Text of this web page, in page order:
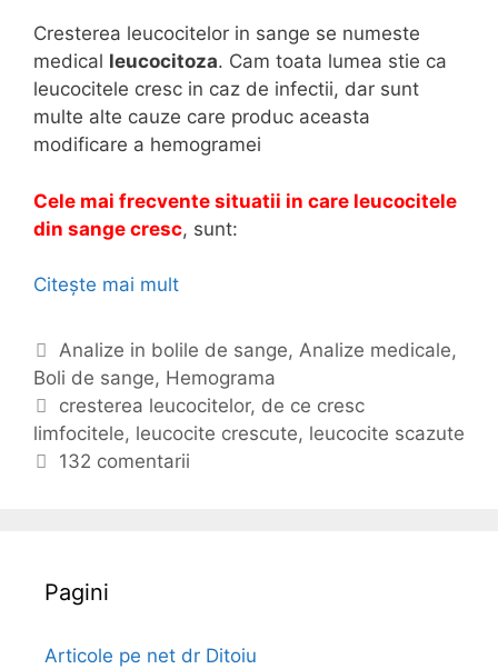
Cresterea leucocitelor in sange se numeste
medical leucocitoza. Cam toata lumea stie ca
leucocitele cresc in caz de infectii, dar sunt
multe alte cauze care produc aceasta
modificare a hemogramei
Cele mai frecvente situatii in care leucocitele
din sange cresc, sunt:
Citește mai mult
u
c
o
c
i
e
C
a
t
e
g
Analize in bolile de sange,Analize medicale,
Boli de sange, Hemograma
E
t
i
e
cresterea leucocitelor, de ce cresc
limfocitele, leucocite crescute, leucocite scazute
132 comentarii
Pagini
Articole pe net dr Ditoiu